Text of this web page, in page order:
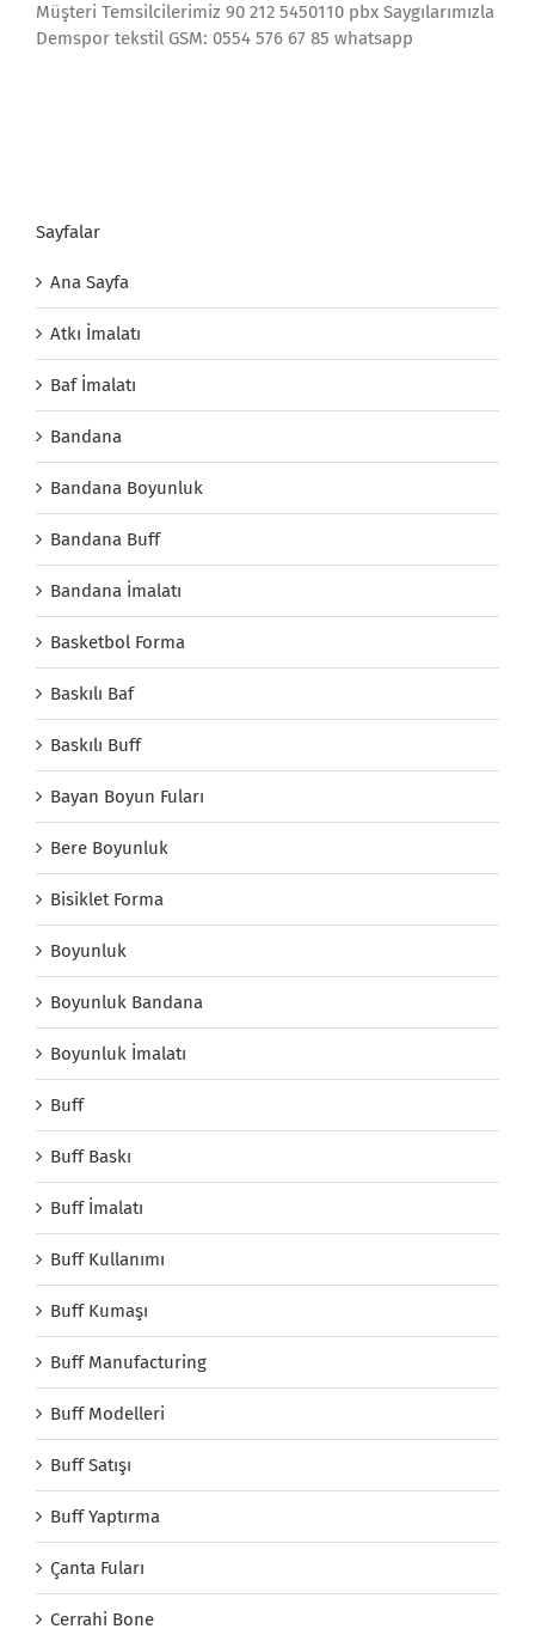
Müşteri Temsilcilerimiz 90 212 5450110 pbx Saygılarımızla
Demspor tekstil GSM: 0554 576 67 85 whatsapp
Sayfalar
Ana Sayfa
Atkı İmalatı
Baf İmalatı
Bandana
Bandana Boyunluk
Bandana Buff
Bandana İmalatı
Basketbol Forma
Baskılı Baf
Baskılı Buff
Bayan Boyun Fuları
Bere Boyunluk
Bisiklet Forma
Boyunluk
Boyunluk Bandana
Boyunluk İmalatı
Buff
Buff Baskı
Buff İmalatı
Buff Kullanımı
Buff Kumaşı
Buff Manufacturing
Buff Modelleri
Buff Satışı
Buff Yaptırma
Çanta Fuları
Cerrahi Bone